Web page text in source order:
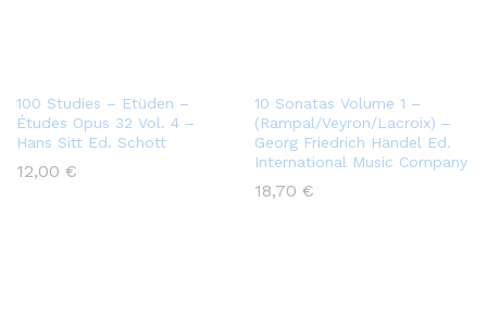
100 Studies – Etüden –
Études Opus 32 Vol. 4 –
Hans Sitt Ed. Schott
12,00 €
10 Sonatas Volume 1 –
(Rampal/Veyron/Lacroix) –
Georg Friedrich Händel Ed.
International Music Company
18,70 €